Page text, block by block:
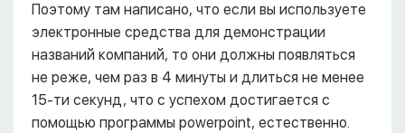
Поэтому там написано, что если вы используете
электронные средства для демонстрации
названий компаний, то они должны появляться
не реже, чем раз в 4 минуты и длиться не менее
15-ти секунд, что с успехом достигается с
помощью программы powerpoint, естественно.